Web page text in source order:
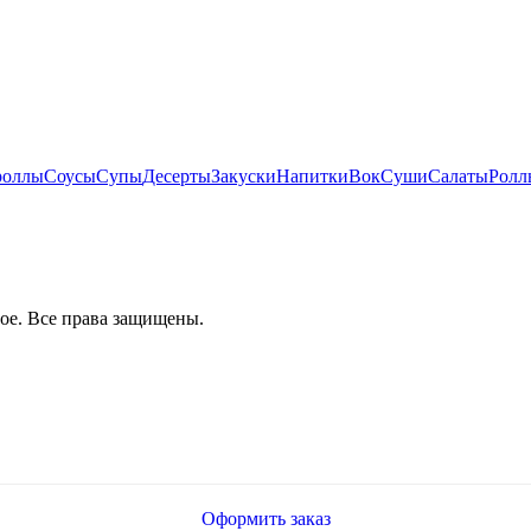
СоусыСупыДесертыЗакускиНапиткиВокСушиСалаты
Все права защищены.
Оформить заказ